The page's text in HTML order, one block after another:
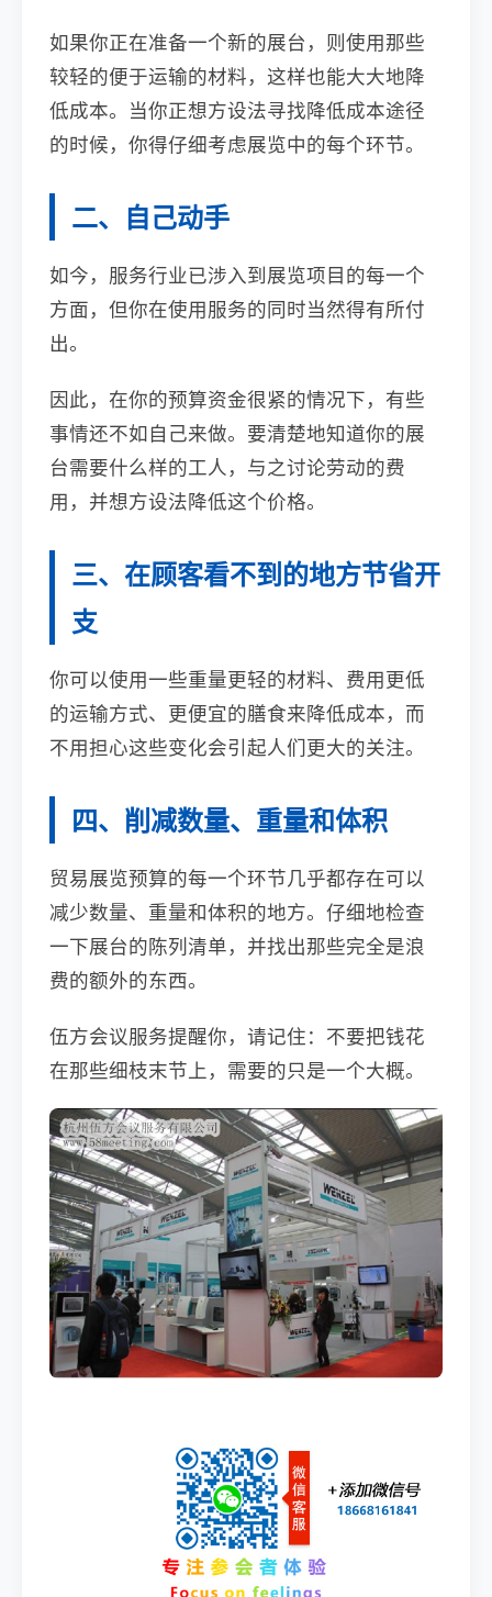
如果你正在准备一个新的展台，则使用那些
较轻的便于运输的材料，这样也能大大地降
低成本。当你正想方设法寻找降低成本途径
的时候，你得仔细考虑展览中的每个环节。
二、自己动手
如今，服务行业已涉入到展览项目的每一个
方面，但你在使用服务的同时当然得有所付
出。
因此，在你的预算资金很紧的情况下，有些
事情还不如自己来做。要清楚地知道你的展
台需要什么样的工人，与之讨论劳动的费
用，并想方设法降低这个价格。
三、在顾客看不到的地方节省开
支
你可以使用一些重量更轻的材料、费用更低
的运输方式、更便宜的膳食来降低成本，而
不用担心这些变化会引起人们更大的关注。
四、削减数量、重量和体积
贸易展览预算的每一个环节几乎都存在可以
减少数量、重量和体积的地方。仔细地检查
一下展台的陈列清单，并找出那些完全是浪
费的额外的东西。
伍方会议服务提醒你，请记住：不要把钱花
在那些细枝末节上，需要的只是一个大概。